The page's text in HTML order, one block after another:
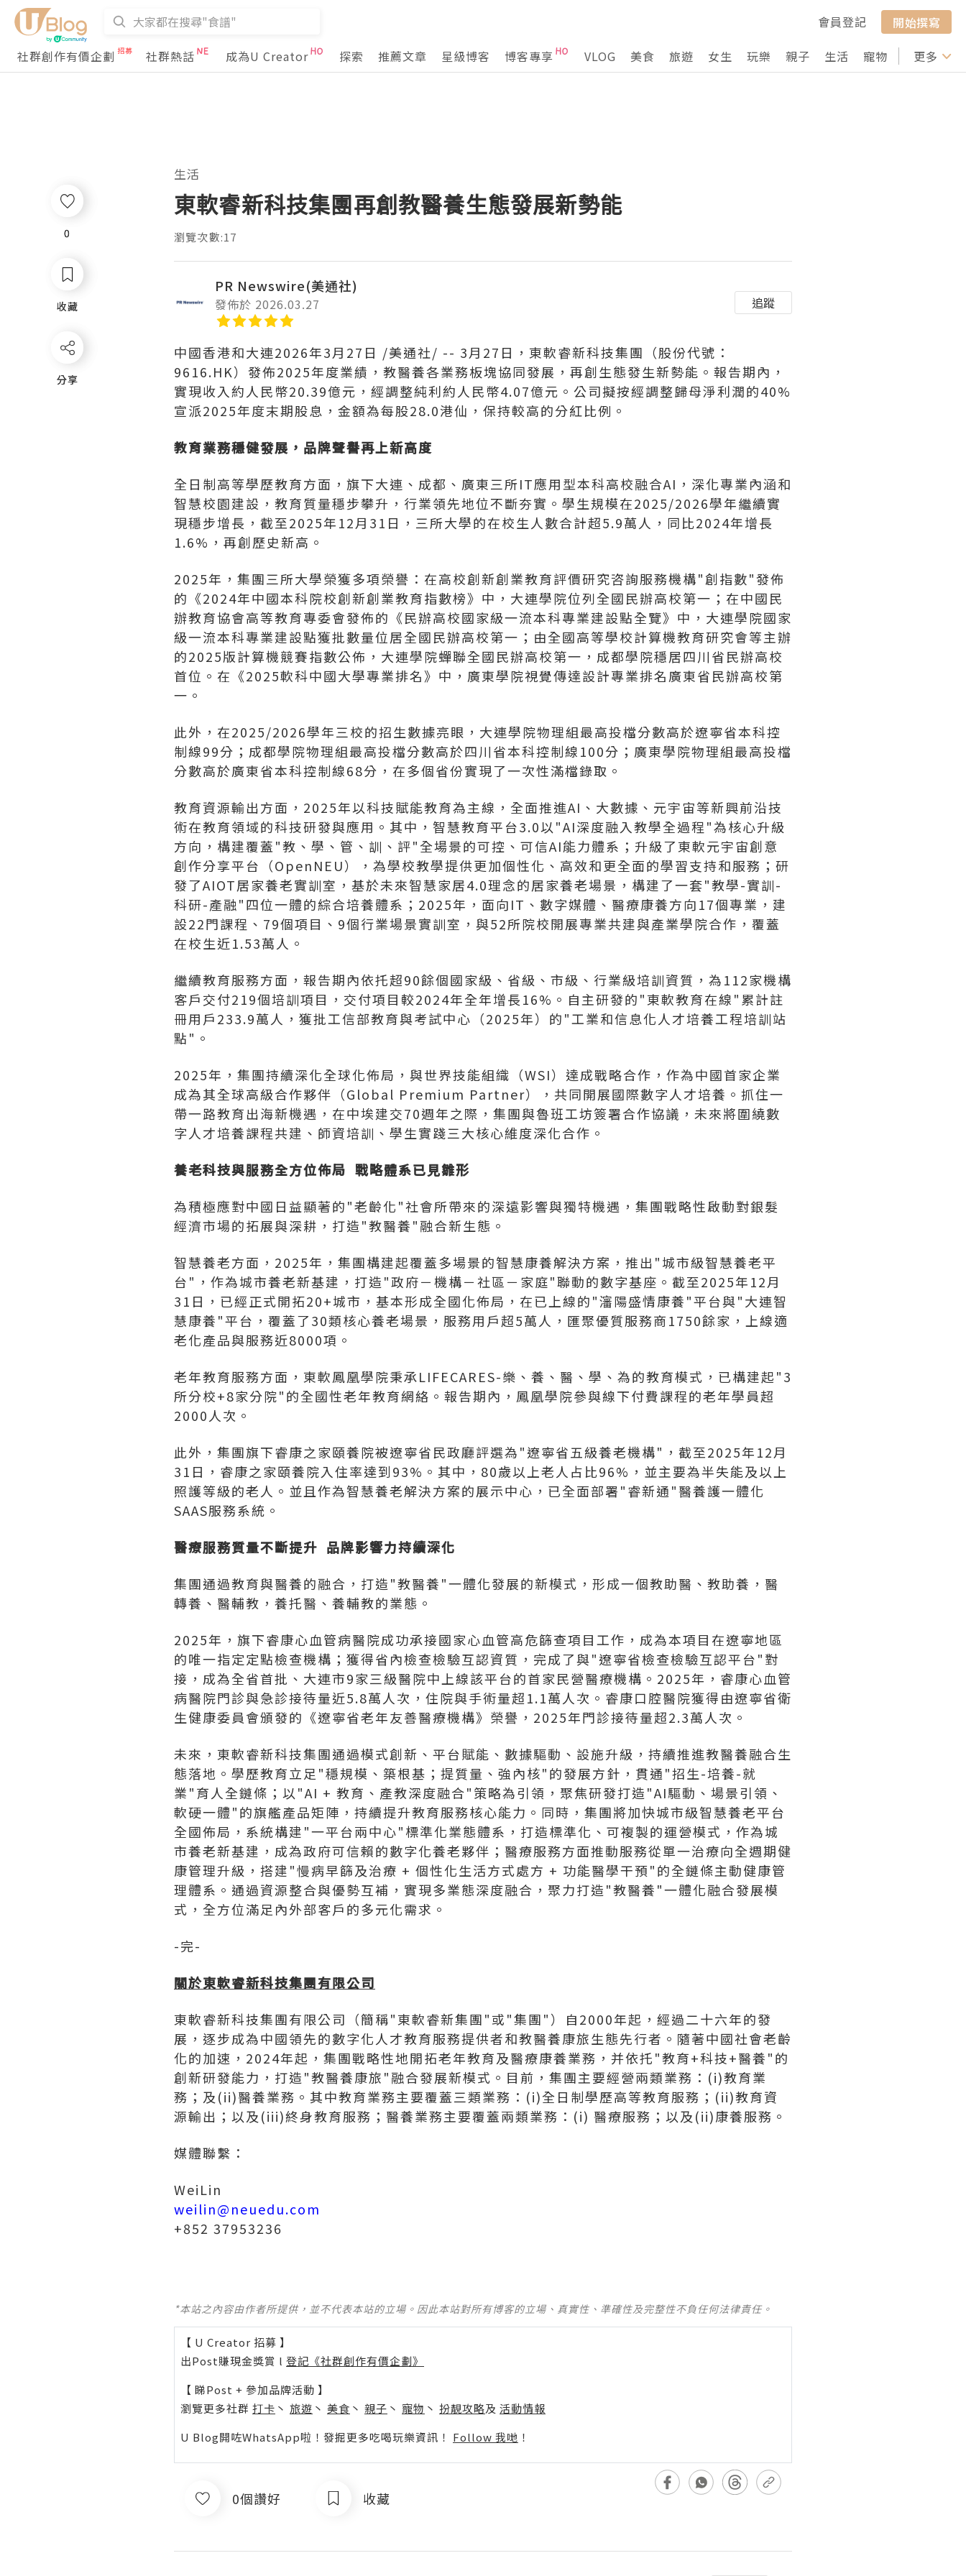
會員登記
開始撰寫
社群創作有價企劃
社群熱話 成為U Creator 探索 推薦文章 星級博客 博客專享 VLOG 美食 旅遊 女生 玩樂 親子 生活 寵物 行山 打卡
更多
0
收藏
分享
生活
東軟睿新科技集團再創教醫養生態發展新勢能
瀏覽次數:17
PR Newswire(美通社)
發佈於 2026.03.27 追蹤
中國香港和大連2026年3月27日 /美通社/ -- 3月27日，東軟睿新科技集團（股份代號：
9616.HK）發佈2025年度業績，教醫養各業務板塊協同發展，再創生態發生新勢能。報告期內，
實現收入約人民幣20.39億元，經調整純利約人民幣4.07億元。公司擬按經調整歸母淨利潤的40%
宣派2025年度末期股息，金額為每股28.0港仙，保持較高的分紅比例。
教育業務穩健發展，品牌聲譽再上新高度
全日制高等學歷教育方面，旗下大連、成都、廣東三所IT應用型本科高校融合AI，深化專業內涵和
智慧校園建設，教育質量穩步攀升，行業領先地位不斷夯實。學生規模在2025/2026學年繼續實
現穩步增長，截至2025年12月31日，三所大學的在校生人數合計超5.9萬人，同比2024年增長
1.6%，再創歷史新高。
2025年，集團三所大學榮獲多項榮譽：在高校創新創業教育評價研究咨詢服務機構"創指數"發佈
的《2024年中國本科院校創新創業教育指數榜》中，大連學院位列全國民辦高校第一；在中國民
辦教育協會高等教育專委會發佈的《民辦高校國家級一流本科專業建設點全覽》中，大連學院國家
級一流本科專業建設點獲批數量位居全國民辦高校第一；由全國高等學校計算機教育研究會等主辦
的2025版計算機競賽指數公佈，大連學院蟬聯全國民辦高校第一，成都學院穩居四川省民辦高校
首位。在《2025軟科中國大學專業排名》中，廣東學院視覺傳達設計專業排名廣東省民辦高校第
一。
此外，在2025/2026學年三校的招生數據亮眼，大連學院物理組最高投檔分數高於遼寧省本科控
制線99分；成都學院物理組最高投檔分數高於四川省本科控制線100分；廣東學院物理組最高投檔
分數高於廣東省本科控制線68分，在多個省份實現了一次性滿檔錄取。
教育資源輸出方面，2025年以科技賦能教育為主線，全面推進AI、大數據、元宇宙等新興前沿技
術在教育領域的科技研發與應用。其中，智慧教育平台3.0以"AI深度融入教學全過程"為核心升級
方向，構建覆蓋"教、學、管、訓、評"全場景的可控、可信AI能力體系；升級了東軟元宇宙創意
創作分享平台（OpenNEU），為學校教學提供更加個性化、高效和更全面的學習支持和服務；研
發了AIOT居家養老實訓室，基於未來智慧家居4.0理念的居家養老場景，構建了一套"教學-實訓-
科研-產融"四位一體的綜合培養體系；2025年，面向IT、數字媒體、醫療康養方向17個專業，建
設22門課程、79個項目、9個行業場景實訓室，與52所院校開展專業共建與產業學院合作，覆蓋
在校生近1.53萬人。
繼續教育服務方面，報告期內依托超90餘個國家級、省級、市級、行業級培訓資質，為112家機構
客戶交付219個培訓項目，交付項目較2024年全年增長16%。自主研發的"東軟教育在線"累計註
冊用戶233.9萬人，獲批工信部教育與考試中心（2025年）的"工業和信息化人才培養工程培訓站
點"。
2025年，集團持續深化全球化佈局，與世界技能組織（WSI）達成戰略合作，作為中國首家企業
成為其全球高級合作夥伴（Global Premium Partner），共同開展國際數字人才培養。抓住一
帶一路教育出海新機遇，在中埃建交70週年之際，集團與魯班工坊簽署合作協議，未來將圍繞數
字人才培養課程共建、師資培訓、學生實踐三大核心維度深化合作。
養老科技與服務全方位佈局 戰略體系已見雛形
為積極應對中國日益顯著的"老齡化"社會所帶來的深遠影響與獨特機遇，集團戰略性啟動對銀髮
經濟市場的拓展與深耕，打造"教醫養"融合新生態。
智慧養老方面，2025年，集團構建起覆蓋多場景的智慧康養解決方案，推出"城市級智慧養老平
台"，作為城市養老新基建，打造"政府－機構－社區－家庭"聯動的數字基座。截至2025年12月
31日，已經正式開拓20+城市，基本形成全國化佈局，在已上線的"瀋陽盛情康養"平台與"大連智
慧康養"平台，覆蓋了30類核心養老場景，服務用戶超5萬人，匯聚優質服務商1750餘家，上線適
老化產品與服務近8000項。
老年教育服務方面，東軟鳳凰學院秉承LIFECARES-樂、養、醫、學、為的教育模式，已構建起"3
所分校+8家分院"的全國性老年教育網絡。報告期內，鳳凰學院參與線下付費課程的老年學員超
2000人次。
此外，集團旗下睿康之家頤養院被遼寧省民政廳評選為"遼寧省五級養老機構"，截至2025年12月
31日，睿康之家頤養院入住率達到93%。其中，80歲以上老人占比96%，並主要為半失能及以上
照護等級的老人。並且作為智慧養老解決方案的展示中心，已全面部署"睿新通"醫養護一體化
SAAS服務系統。
醫療服務質量不斷提升 品牌影響力持續深化
集團通過教育與醫養的融合，打造"教醫養"一體化發展的新模式，形成一個教助醫、教助養，醫
轉養、醫輔教，養托醫、養輔教的業態。
2025年，旗下睿康心血管病醫院成功承接國家心血管高危篩查項目工作，成為本項目在遼寧地區
的唯一指定定點檢查機構；獲得省內檢查檢驗互認資質，完成了與"遼寧省檢查檢驗互認平台"對
接，成為全省首批、大連市9家三級醫院中上線該平台的首家民營醫療機構。2025年，睿康心血管
病醫院門診與急診接待量近5.8萬人次，住院與手術量超1.1萬人次。睿康口腔醫院獲得由遼寧省衛
生健康委員會頒發的《遼寧省老年友善醫療機構》榮譽，2025年門診接待量超2.3萬人次。
未來，東軟睿新科技集團通過模式創新、平台賦能、數據驅動、設施升級，持續推進教醫養融合生
態落地。學歷教育立足"穩規模、築根基；提質量、強內核"的發展方針，貫通"招生-培養-就
業"育人全鏈條；以"AI + 教育、產教深度融合"策略為引領，聚焦研發打造"AI驅動、場景引領、
軟硬一體"的旗艦產品矩陣，持續提升教育服務核心能力。同時，集團將加快城市級智慧養老平台
全國佈局，系統構建"一平台兩中心"標準化業態體系，打造標準化、可複製的運營模式，作為城
市養老新基建，成為政府可信賴的數字化養老夥伴；醫療服務方面推動服務從單一治療向全週期健
康管理升級，搭建"慢病早篩及治療 + 個性化生活方式處方 + 功能醫學干預"的全鏈條主動健康管
理體系。通過資源整合與優勢互補，實現多業態深度融合，聚力打造"教醫養"一體化融合發展模
式，全方位滿足內外部客戶的多元化需求。
-完-
關於東軟睿新科技集團有限公司
東軟睿新科技集團有限公司（簡稱"東軟睿新集團"或"集團"）自2000年起，經過二十六年的發
展，逐步成為中國領先的數字化人才教育服務提供者和教醫養康旅生態先行者。隨著中國社會老齡
化的加速，2024年起，集團戰略性地開拓老年教育及醫療康養業務，并依托"教育+科技+醫養"的
創新研發能力，打造"教醫養康旅"融合發展新模式。目前，集團主要經營兩類業務：(i)教育業
務；及(ii)醫養業務。其中教育業務主要覆蓋三類業務：(i)全日制學歷高等教育服務；(ii)教育資
源輸出；以及(iii)終身教育服務；醫養業務主要覆蓋兩類業務：(i) 醫療服務；以及(ii)康養服務。
媒體聯繫：
WeiLin
weilin@neuedu.com
+852 37953236
*本站之內容由作者所提供，並不代表本站的立場。因此本站對所有博客的立場、真實性、準確性及完整性不負任何法律責任。
【 U Creator 招募 】
出Post賺現金獎賞 l 登記《社群創作有價企劃》
【 睇Post + 參加品牌活動 】
瀏覽更多社群 打卡 丶 旅遊 丶 美食 丶 親子 丶 寵物 丶 扮靚攻略及 活動情報
U Blog開咗WhatsApp啦！發掘更多吃喝玩樂資訊！ Follow 我哋 ！
0個讚好 收藏
0
收藏
分享